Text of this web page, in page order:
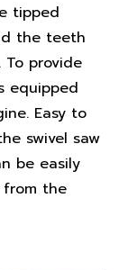
tipped
the teeth
provide
equipped
Easy to
swivel saw
be easily
from the